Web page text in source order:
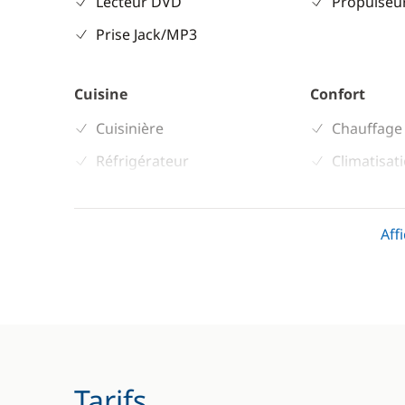
Prise Jack/MP3
Cuisine
Cuisinière
Réfrigérateur
Confort
Chauffage